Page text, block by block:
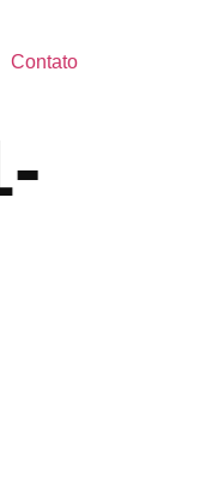
Contato